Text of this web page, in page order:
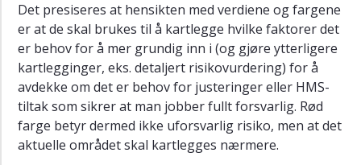
Det presiseres at hensikten med verdiene og fargene
er at de skal brukes til å kartlegge hvilke faktorer det
er behov for å mer grundig inn i (og gjøre ytterligere
kartlegginger, eks. detaljert risikovurdering) for å
avdekke om det er behov for justeringer eller HMS-
tiltak som sikrer at man jobber fullt forsvarlig. Rød
farge betyr dermed ikke uforsvarlig risiko, men at det
aktuelle området skal kartlegges nærmere.